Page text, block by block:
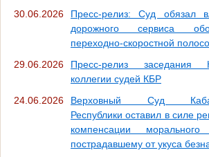
30.06.2026
Пресс-релиз: Суд обязал
дорожного сервиса
переходно-скоростной
29.06.2026
Пресс-релиз заседания
коллегии судей КБР
24.06.2026
Верховный Суд
Республики оставил в силе
компенсации
пострадавшему от укуса